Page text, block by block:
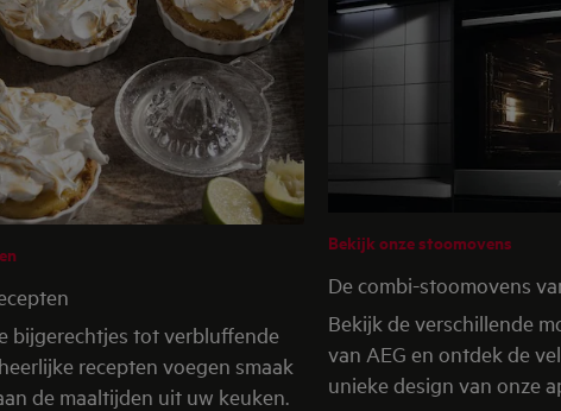
bijgerechtjes tot verbluffende
recepten voegen smaak
de maaltijden uit uw keuken.
Bekijk onze stoomovens
De combi-stoomovens
Bekijk de verschillende
van AEG en ontdek de
unieke design van onze